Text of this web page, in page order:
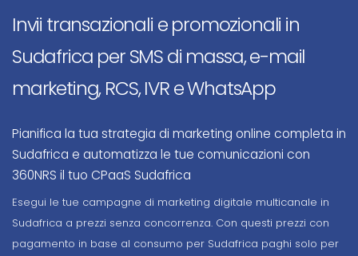
Invii transazionali e promozionali in
Sudafrica per SMS di massa, e-mail
marketing, RCS, IVR e WhatsApp
Pianifica la tua strategia di marketing online completa in
Sudafrica e automatizza le tue comunicazioni con
360NRS il tuo CPaaS Sudafrica
Esegui le tue campagne di marketing digitale multicanale in
Sudafrica a prezzi senza concorrenza. Con questi prezzi con
pagamento in base al consumo per Sudafrica paghi solo per